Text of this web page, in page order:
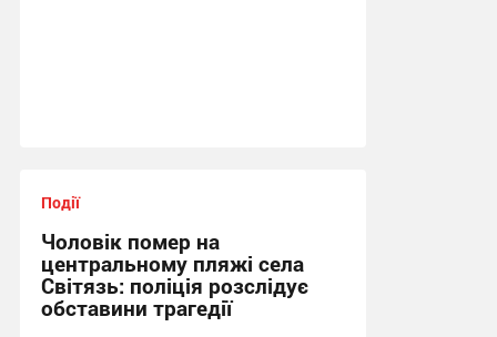
Події
Чоловік помер на
центральному пляжі села
Світязь: поліція розслідує
обставини трагедії